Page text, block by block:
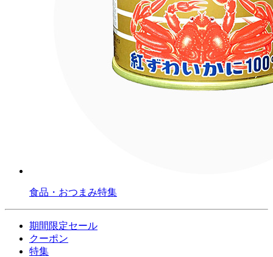
食品・おつまみ特集
期間限定セール
クーポン
特集